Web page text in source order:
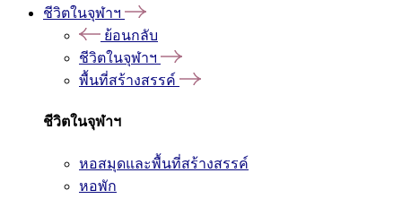
ชีวิตในจุฬาฯ
ย้อนกลับ
ชีวิตในจุฬาฯ
พื้นที่สร้างสรรค์
ชีวิตในจุฬาฯ
หอสมุดและพื้นที่สร้างสรรค์
หอพัก